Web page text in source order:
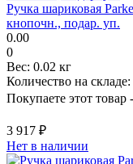
Ручка шариковая
кнопочн., подар. уп.
0.00
0
Вес: 0.02 кг
Количество на складе:
Покупаете этот товар
3 917 ₽
Нет в наличии